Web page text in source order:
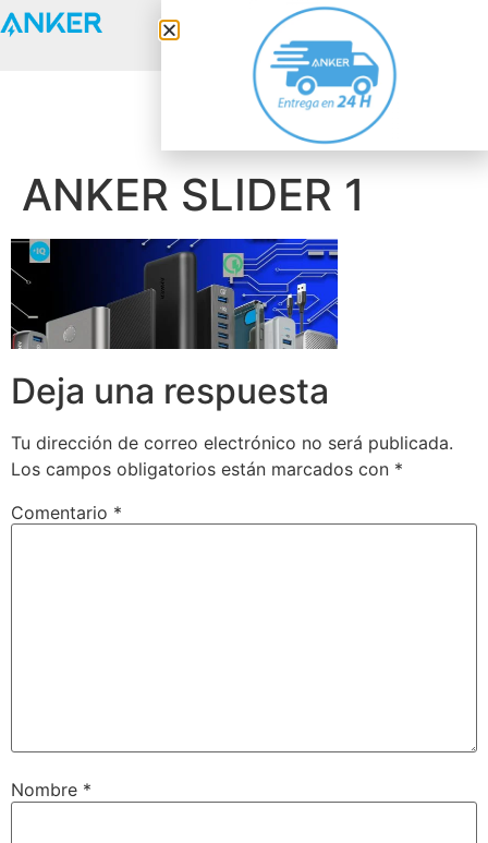
ANKER SLIDER 1
Deja una respuesta
Tu dirección de correo electrónico no será publicada.
Los campos obligatorios están marcados con *
Comentario *
Nombre *